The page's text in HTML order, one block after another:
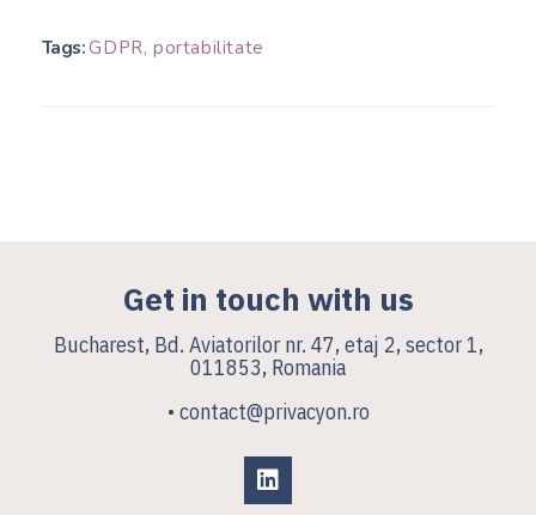
Tags:GDPR,portabilitate
Get in touch with us
Bucharest, Bd. Aviatorilor nr. 47, etaj 2, sector 1,
011853, Romania
• contact@privacyon.ro